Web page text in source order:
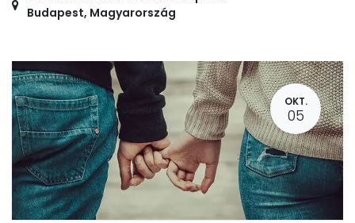
Budapest, Magyarország
OKT.
05